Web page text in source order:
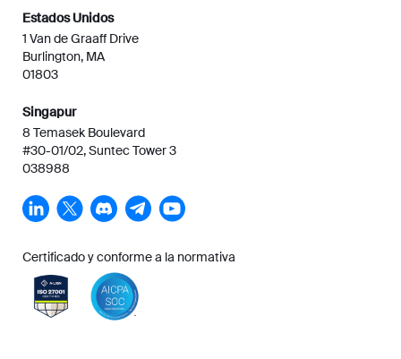
Estados Unidos
1 Van de Graaff Drive
Burlington, MA
01803
Singapur
8 Temasek Boulevard
#30-01/02, Suntec Tower 3
038988
Certificado y conforme a la normativa